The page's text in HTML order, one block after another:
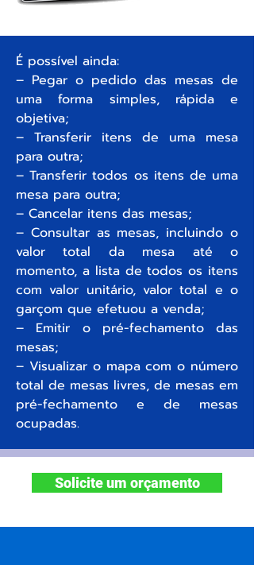
É possível ainda:
– Pegar o pedido das mesas de
uma forma simples, rápida e
objetiva;
– Transferir itens de uma mesa
para outra;
– Transferir todos os itens de uma
mesa para outra;
– Cancelar itens das mesas;
– Consultar as mesas, incluindo o
valor total da mesa até o
momento, a lista de todos os itens
com valor unitário, valor total e o
garçom que efetuou a venda;
– Emitir o pré-fechamento das
mesas;
– Visualizar o mapa com o número
total de mesas livres, de mesas em
pré-fechamento e de mesas
ocupadas.
Solicite um orçamento